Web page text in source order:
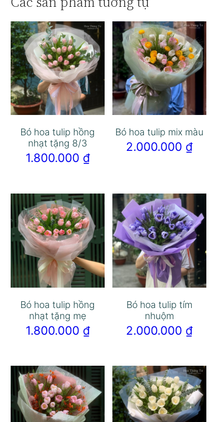
Bó hoa tulip hồng
nhạt tặng 8/3
1.800.000 ₫
Bó hoa tulip mix màu
2.000.000 ₫
Bó hoa tulip hồng
nhạt tặng mẹ
1.800.000 ₫
Bó hoa tulip tím
nhuộm
2.000.000 ₫